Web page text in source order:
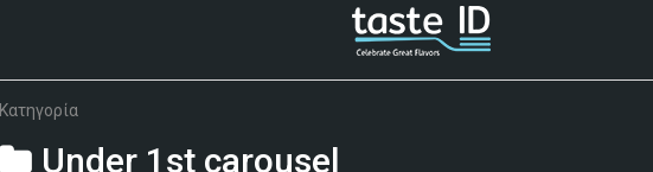
Κατηγορία
Under 1st carousel